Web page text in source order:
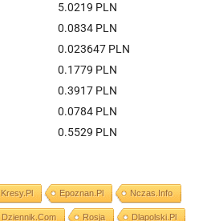
5.0219 PLN
0.0834 PLN
0.023647 PLN
0.1779 PLN
0.3917 PLN
0.0784 PLN
0.5529 PLN
Kresy.pl Epoznan.pl Nczas.info
Dziennik.com Rosja Dlapolski.pl